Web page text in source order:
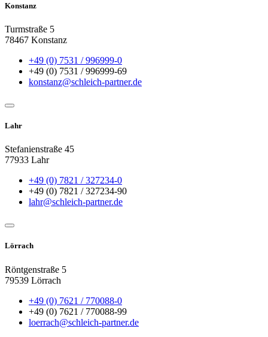
Konstanz
Turmstraße 5
78467 Konstanz
+49 (0) 7531 / 996999-0
+49 (0) 7531 / 996999-69
konstanz@schleich-partner.de
Lahr
Stefanienstraße 45
77933 Lahr
+49 (0) 7821 / 327234-0
+49 (0) 7821 / 327234-90
lahr@schleich-partner.de
Lörrach
Röntgenstraße 5
79539 Lörrach
+49 (0) 7621 / 770088-0
+49 (0) 7621 / 770088-99
loerrach@schleich-partner.de